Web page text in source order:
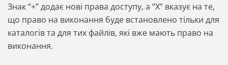
Знак “+” додає нові права доступу, а “X” вказує на те,
що право на виконання буде встановлено тільки для
каталогів та для тих файлів, які вже мають право на
виконання.